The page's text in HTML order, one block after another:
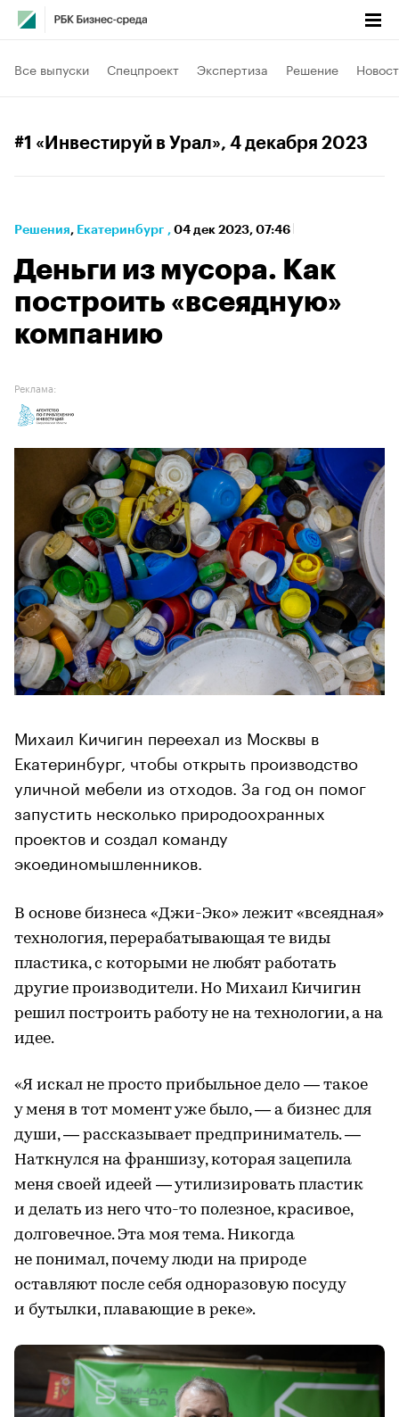
Все выпуски Спецпроект Экспертиза Решение
#1 «Инвестируй в Урал», 4 декабря 2023
Решения⁠, Екатеринбург , 04 дек 2023, 07:46
Деньги из мусора. Как
построить «всеядную»
компанию
Реклама:
Михаил Кичигин переехал из Москвы в
Екатеринбург, чтобы открыть производство
уличной мебели из отходов. За год он помог
запустить несколько природоохранных
проектов и создал команду
экоединомышленников.
В основе бизнеса «Джи-Эко» лежит «всеядная»
технология, перерабатывающая те виды
пластика, с которыми не любят работать
другие производители. Но Михаил Кичигин
решил построить работу не на технологии, а на
идее.
«Я искал не просто прибыльное дело — такое
у меня в тот момент уже было, — а бизнес для
души, — рассказывает предприниматель. —
Наткнулся на франшизу, которая зацепила
меня своей идеей — утилизировать пластик
и делать из него что-то полезное, красивое,
долговечное. Эта моя тема. Никогда
не понимал, почему люди на природе
оставляют после себя одноразовую посуду
и бутылки, плавающие в реке».